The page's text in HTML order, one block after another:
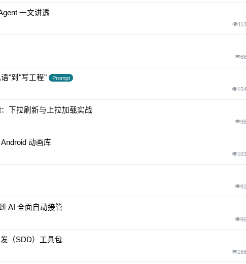
一文讲透
113
88
"到"写工程" Prompt
154
下拉刷新与上拉加载实战
98
动画库
103
91
AI 全面自动接管
96
（SDD）工具包
168